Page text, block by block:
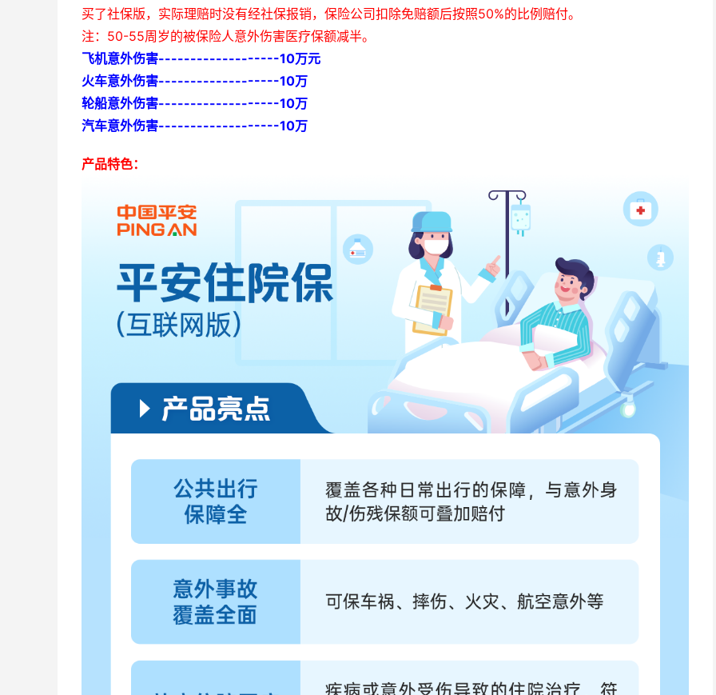
买了社保版，实际理赔时没有经社保报销，保险公司扣除免赔额后按照50%的比例赔付。
注：50-55周岁的被保险人意外伤害医疗保额减半。
飞机意外伤害-------------------10万元
火车意外伤害-------------------10万
轮船意外伤害-------------------10万
汽车意外伤害-------------------10万
产品特色：